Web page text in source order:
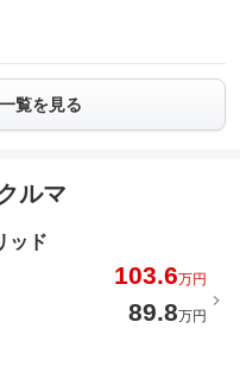
覧を見る
ルマ
ッド
103.6万円
89.8万円